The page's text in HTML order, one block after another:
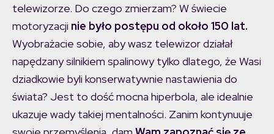
telewizorze. Do czego zmierzam? W świecie
motoryzacji nie było postępu od około 150 lat.
Wyobrażacie sobie, aby wasz telewizor działał
napędzany silnikiem spalinowy tylko dlatego, że Wasi
dziadkowie byli konserwatywnie nastawienia do
świata? Jest to dość mocna hiperbola, ale idealnie
ukazuje wady takiej mentalności. Zanim kontynuuje